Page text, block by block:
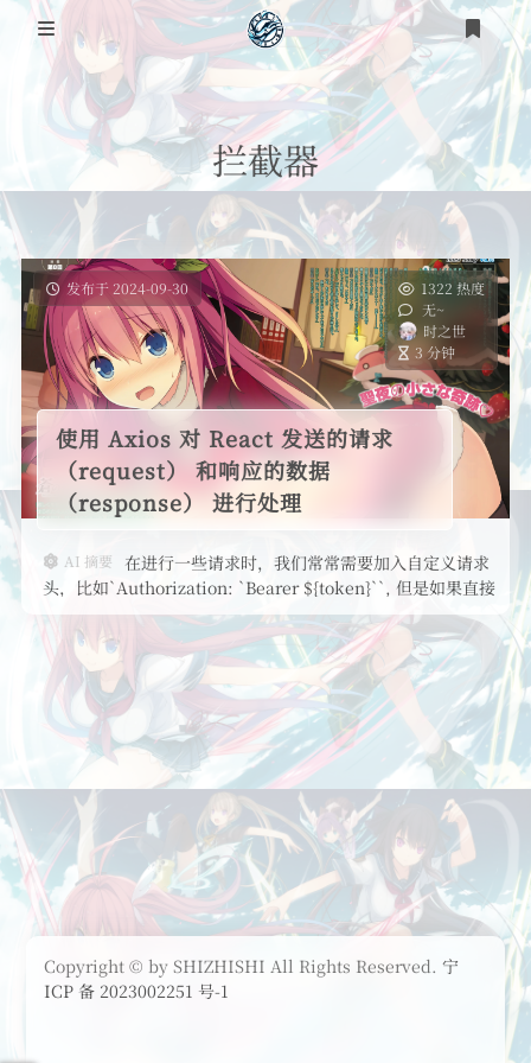
登录 注册
拦截器
发布于 2024-09-30
1322 热度
无~
时之世
3 分钟
使用 Axios 对 React 发送的请求
（request） 和响应的数据
（response） 进行处理
AI 摘要
在进行一些请求时，我们常常需要加入自定义请求
头，比如`Authorization: `Bearer ${token}``, 但是如果直接
在请求时加入 header 属性，无论是浏览器还是后端都接收不
到任何你定义的请求头。 这
Copyright © by SHIZHISHI All Rights Reserved.宁
ICP 备 2023002251 号-1